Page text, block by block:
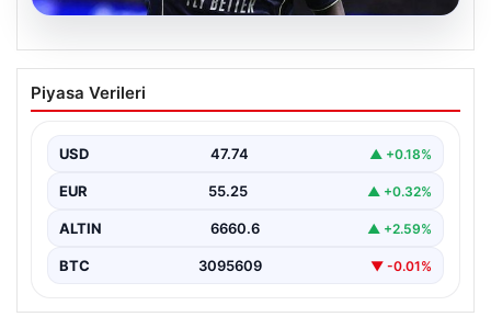
07.08.2026
Vinicius Jr. Real Madrid ile geleceğini
güvence altına aldı
Vinicius Junior için beklenen karar açıklandı. Real
Madrid,…
Piyasa Verileri
USD 47.74 ▲ +0.18%
EUR 55.25 ▲ +0.32%
ALTIN 6660.6 ▲ +2.59%
BTC 3095609 ▼ -0.01%